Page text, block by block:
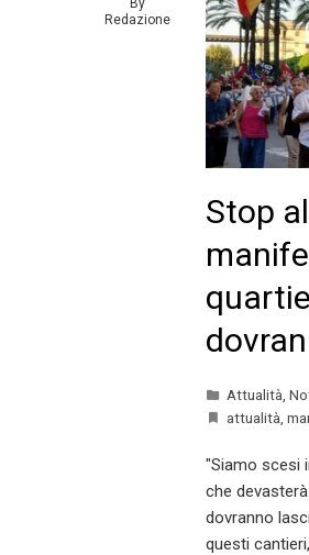
By
Redazione
Stop
Attualità
attualità
"Siamo scesi
che
dovranno
questi